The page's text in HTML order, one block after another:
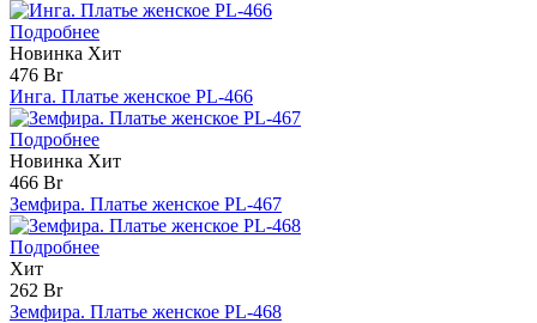
Подробнее
Новинка Хит
476 Br
Инга. Платье женское PL-466
Подробнее
Новинка Хит
466 Br
Земфира. Платье женское PL-467
Подробнее
Хит
262 Br
Земфира. Платье женское PL-468